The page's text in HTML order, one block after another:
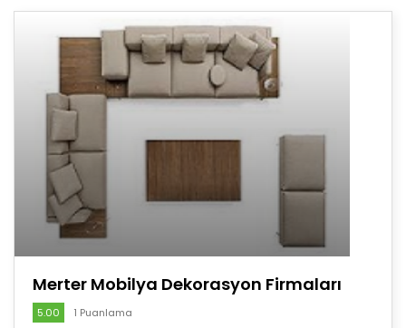
Merter Mobilya Dekorasyon Firmaları
5.00 1 Puanlama